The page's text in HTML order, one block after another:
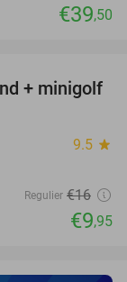
€39,50
38%
+ minigolf
9.5 star
Regulier €16
€9,95